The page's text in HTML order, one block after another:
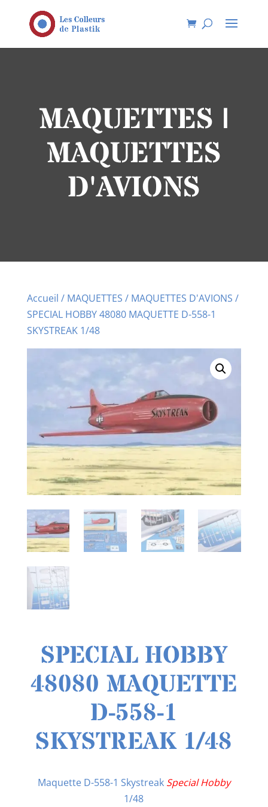
MAQUETTES |
MAQUETTES
D'AVIONS
Accueil / MAQUETTES / MAQUETTES D'AVIONS /
SPECIAL HOBBY 48080 MAQUETTE D-558-1
SKYSTREAK 1/48
SPECIAL HOBBY
48080 MAQUETTE
D-558-1
SKYSTREAK 1/48
Maquette D-558-1 Skystreak Special Hobby
1/48